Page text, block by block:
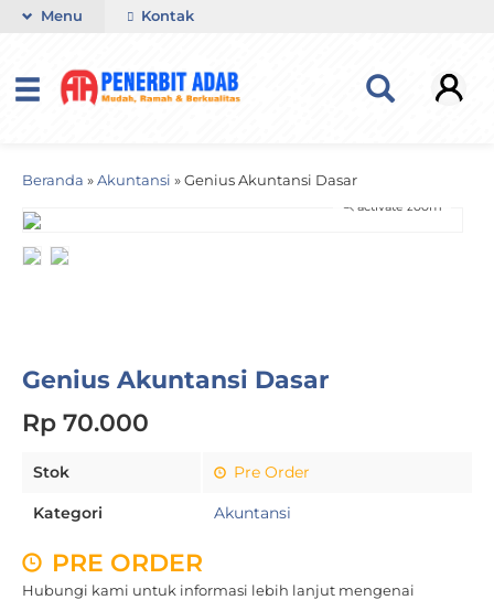
Menu Kontak
Beranda » Akuntansi » Genius Akuntansi Dasar
activate zoom
Genius Akuntansi Dasar
Rp 70.000
Stok Pre Order
Kategori Akuntansi
PRE ORDER
Hubungi kami untuk informasi lebih lanjut mengenai